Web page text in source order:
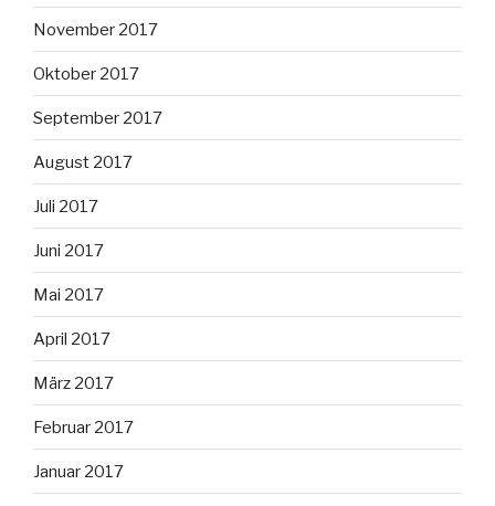
November 2017
Oktober 2017
September 2017
August 2017
Juli 2017
Juni 2017
Mai 2017
April 2017
März 2017
Februar 2017
Januar 2017